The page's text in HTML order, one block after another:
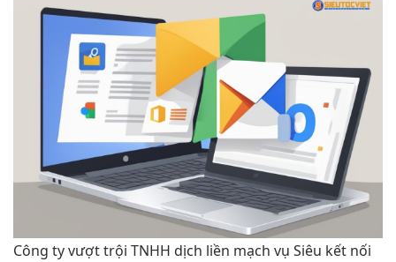
Công tyvượt trội TNHH dịch liền mạch vụ Siêu kết nối